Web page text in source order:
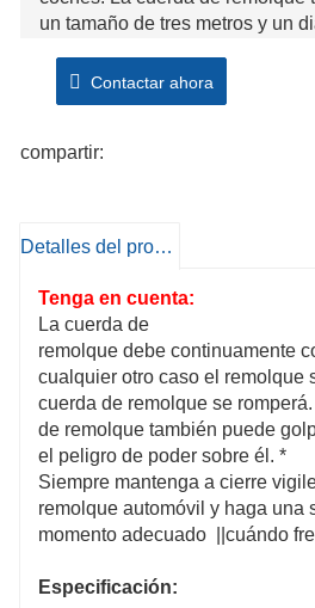
un tamaño de tres metros y un
frenos, las luces y la dirección
obstante funcionando
Longitud 3 metros
Contactar ahora
compartir:
Detalles del producto
Tenga en cuenta:
La cuerda de
remolque debe continuamente
cualquier otro caso el remolque
cuerda de remolque se
de remolque también puede
el peligro de poder sobre él. *
Siempre mantenga a cierre
remolque automóvil y haga una
momento adecuado ||cuándo
Especificación: